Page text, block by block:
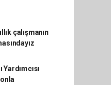
çalışmanın